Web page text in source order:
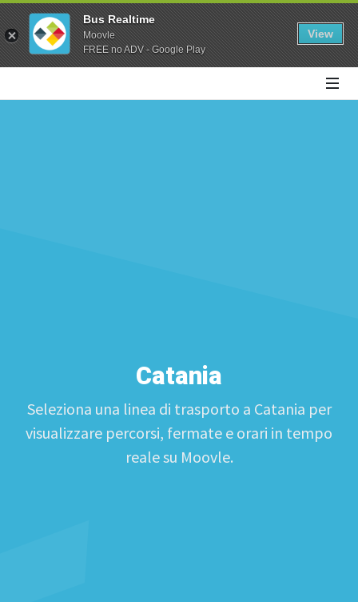
Bus Realtime
Moovle
FREE no ADV - Google Play
View
Catania
Seleziona una linea di trasporto a Catania per
visualizzare percorsi, fermate e orari in tempo
reale su Moovle.